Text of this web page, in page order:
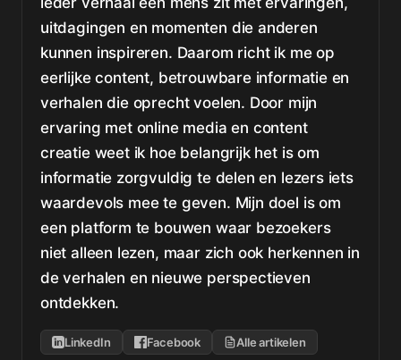
uitdagingen en momenten die anderen
kunnen inspireren. Daarom richt ik me op
eerlijke content, betrouwbare informatie en
verhalen die oprecht voelen. Door mijn
ervaring met online media en content
creatie weet ik hoe belangrijk het is om
informatie zorgvuldig te delen en lezers iets
waardevols mee te geven. Mijn doel is om
een platform te bouwen waar bezoekers
niet alleen lezen, maar zich ook herkennen in
de verhalen en nieuwe perspectieven
ontdekken.
LinkedIn Facebook Alle artikelen